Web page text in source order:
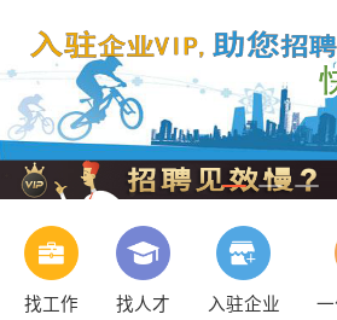
找工作 找人才 入驻企业